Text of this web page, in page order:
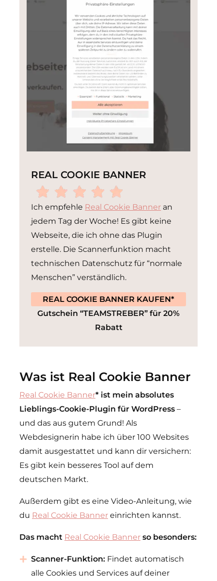
REAL COOKIE BANNER
Ich empfehle Real Cookie Banner an
jedem Tag der Woche! Es gibt keine
Webseite, die ich ohne das Plugin
erstelle. Die Scannerfunktion macht
technischen Datenschutz für “normale
Menschen” verständlich.
REAL COOKIE BANNER KAUFEN*
Gutschein “TEAMSTREBER” für 20%
Rabatt
Was ist Real Cookie Banner
Real Cookie Banner* ist mein absolutes
Lieblings-Cookie-Plugin für WordPress –
und das aus gutem Grund! Als
Webdesignerin habe ich über 100 Websites
damit ausgestattet und kann dir versichern:
Es gibt kein besseres Tool auf dem
deutschen Markt.
Außerdem gibt es eine Video-Anleitung, wie
du Real Cookie Banner einrichten kannst.
Das macht Real Cookie Banner so besonders:
Scanner-Funktion: Findet automatisch
alle Cookies und Services auf deiner